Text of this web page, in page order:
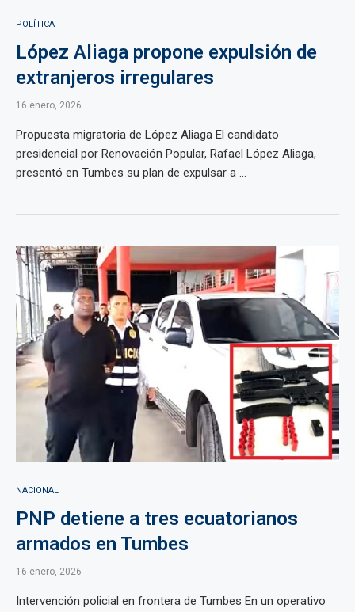
POLÍTICA
López Aliaga propone expulsión de
extranjeros irregulares
16 enero, 2026
Propuesta migratoria de López Aliaga El candidato
presidencial por Renovación Popular, Rafael López Aliaga,
presentó en Tumbes su plan de expulsar a ...
NACIONAL
PNP detiene a tres ecuatorianos
armados en Tumbes
16 enero, 2026
Intervención policial en frontera de Tumbes En un operativo